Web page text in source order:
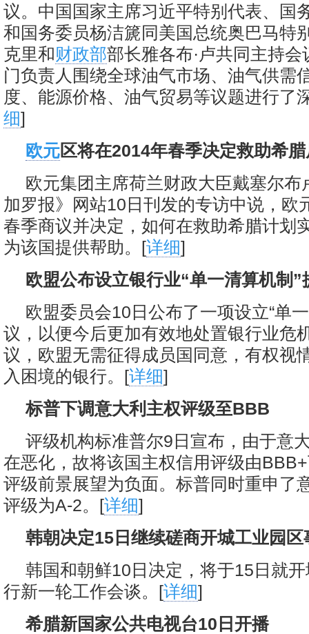
议。中国国家主席习近平特别代表、国
和国务委员杨洁篪同美国总统奥巴马特
克里和财政部部长雅各布·卢共同主持
门负责人围绕全球油气市场、油气供需
度、能源价格、油气贸易等议题进行了
细]
欧元区将在2014年春季决定救助希
欧元集团主席荷兰财政大臣戴塞尔布
加罗报》网站10日刊发的专访中说，欧
春季商议并决定，如何在救助希腊计划
为该国提供帮助。[详细]
欧盟公布设立银行业“单一清算机制”
欧盟委员会10日公布了一项设立“单
议，以便今后更加有效地处置银行业危
议，欧盟无需征得成员国同意，有权视
入困境的银行。[详细]
标普下调意大利主权评级至BBB
评级机构标准普尔9日宣布，由于意
在恶化，故将该国主权信用评级由
评级前景展望为负面。标普同时重申了
评级为A-2。[详细]
韩朝决定15日继续磋商开城工业园区
韩国和朝鲜10日决定，将于15日就
行新一轮工作会谈。[详细]
希腊新国家公共电视台10日开播